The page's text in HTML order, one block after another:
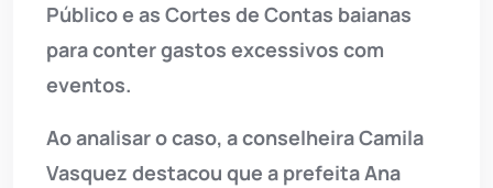
Público e as Cortes de Contas baianas
para conter gastos excessivos com
eventos.
Ao analisar o caso, a conselheira Camila
Vasquez destacou que a prefeita Ana